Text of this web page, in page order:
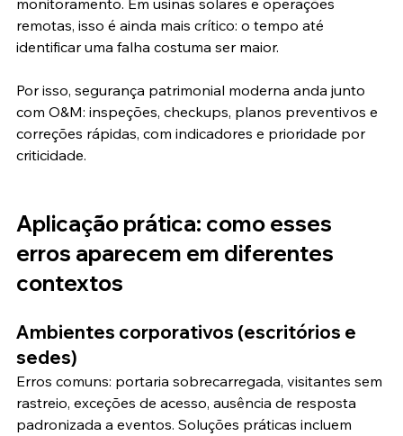
monitoramento. Em usinas solares e operações
remotas, isso é ainda mais crítico: o tempo até
identificar uma falha costuma ser maior.
Por isso, segurança patrimonial moderna anda junto
com O&M: inspeções, checkups, planos preventivos e
correções rápidas, com indicadores e prioridade por
criticidade.
Aplicação prática: como esses
erros aparecem em diferentes
contextos
Ambientes corporativos (escritórios e
sedes)
Erros comuns: portaria sobrecarregada, visitantes sem
rastreio, exceções de acesso, ausência de resposta
padronizada a eventos. Soluções práticas incluem